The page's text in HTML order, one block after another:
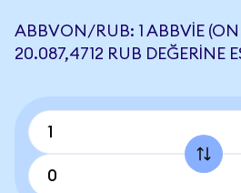
ABBVON/RUB: 1 ABBVIE
20.087,4712 RUB DEĞERINE